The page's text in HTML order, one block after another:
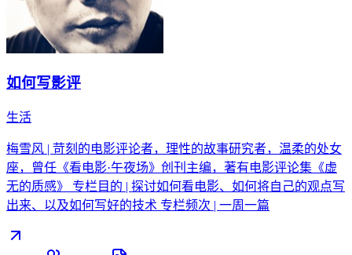
如何写影评
生活
梅雪风 | 苛刻的电影评论者，理性的故事研究者，温柔的处女
座，曾任《看电影·午夜场》创刊主编，著有电影评论集《虚
无的质感》 专栏目的 | 探讨如何看电影、如何将自己的观点写
出来、以及如何写好的技术 专栏频次 | 一周一篇